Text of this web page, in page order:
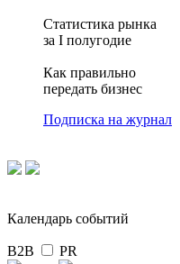
Статистика рынка
за I полугодие
Как правильно
передать бизнес
Подписка на журнал
Календарь событий
B2B PR